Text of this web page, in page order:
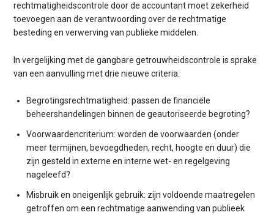
rechtmatigheidscontrole door de accountant moet zekerheid
toevoegen aan de verantwoording over de rechtmatige
besteding en verwerving van publieke middelen.
In vergelijking met de gangbare getrouwheidscontrole is sprake
van een aanvulling met drie nieuwe criteria:
Begrotingsrechtmatigheid: passen de financiële
beheershandelingen binnen de geautoriseerde begroting?
Voorwaardencriterium: worden de voorwaarden (onder
meer termijnen, bevoegdheden, recht, hoogte en duur) die
zijn gesteld in externe en interne wet- en regelgeving
nageleefd?
Misbruik en oneigenlijk gebruik: zijn voldoende maatregelen
getroffen om een rechtmatige aanwending van publieek